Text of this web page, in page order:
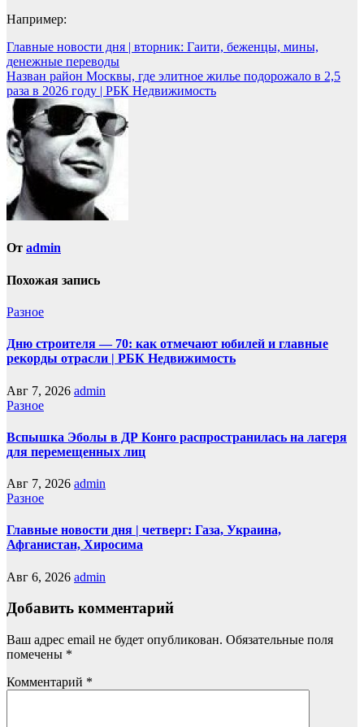
Например:
Навигация
по
записям
Главные новости дня | вторник: Гаити, беженцы, мины,
денежные переводы
Назван район Москвы, где элитное жилье подорожало в 2,5
раза в 2026 году | РБК Недвижимость
От admin
Похожая запись
Разное
Дню строителя — 70: как отмечают юбилей и главные
рекорды отрасли | РБК Недвижимость
Авг 7, 2026 admin
Разное
Вспышка Эболы в ДР Конго распространилась на лагеря
для перемещенных лиц
Авг 7, 2026 admin
Разное
Главные новости дня | четверг: Газа, Украина,
Афганистан, Хиросима
Авг 6, 2026 admin
Добавить комментарий
Ваш адрес email не будет опубликован. Обязательные поля
помечены *
Комментарий *